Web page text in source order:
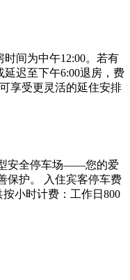
间为中午12:00。若有
延迟至下午6:00退房，费
享受更灵活的延住安排
安全停车场——您的爱
保护。 入住宾客停车费
小时计费：工作日800